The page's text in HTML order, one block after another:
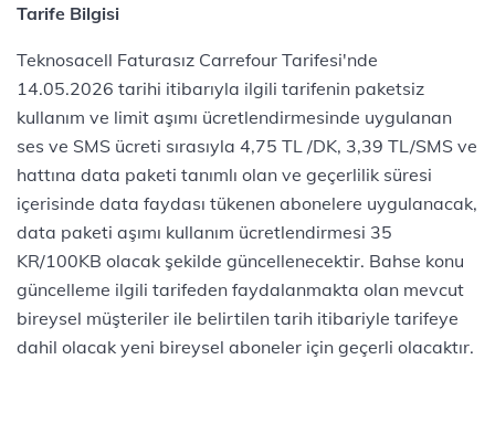
Tarife Bilgisi
Teknosacell Faturasız Carrefour Tarifesi'nde
14.05.2026 tarihi itibarıyla ilgili tarifenin paketsiz
kullanım ve limit aşımı ücretlendirmesinde uygulanan
ses ve SMS ücreti sırasıyla 4,75 TL /DK, 3,39 TL/SMS ve
hattına data paketi tanımlı olan ve geçerlilik süresi
içerisinde data faydası tükenen abonelere uygulanacak,
data paketi aşımı kullanım ücretlendirmesi 35
KR/100KB olacak şekilde güncellenecektir. Bahse konu
güncelleme ilgili tarifeden faydalanmakta olan mevcut
bireysel müşteriler ile belirtilen tarih itibariyle tarifeye
dahil olacak yeni bireysel aboneler için geçerli olacaktır.